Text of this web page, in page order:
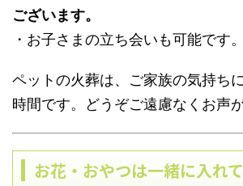
ございます。
・お子さまの立ち会いも可能です。
ペットの火葬は、ご家族の気持ち
時間です。どうぞご遠慮なくお声
お花・おやつは一緒に入れ